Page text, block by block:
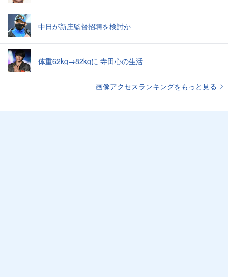
中日が新庄監督招聘を検討か
体重62kg→82kgに 寺田心の生活
画像アクセスランキングをもっと見る